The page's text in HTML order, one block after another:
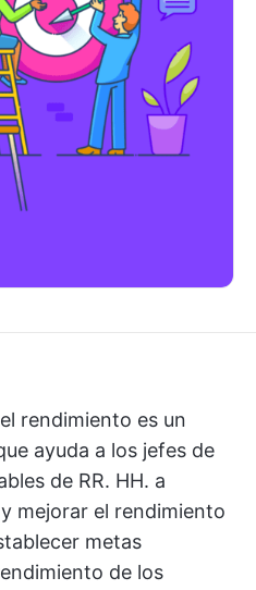
rendimiento es un
ayuda a los jefes de
de RR. HH. a
mejorar el rendimiento
metas
de los